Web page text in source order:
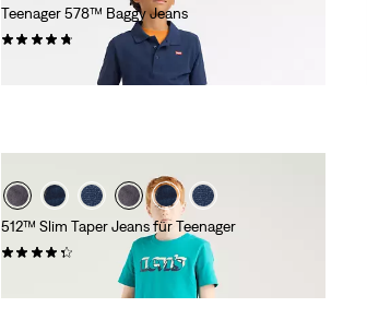
Teenager 578™ Baggy Jeans
512™ Slim Taper Jeans für Teenager